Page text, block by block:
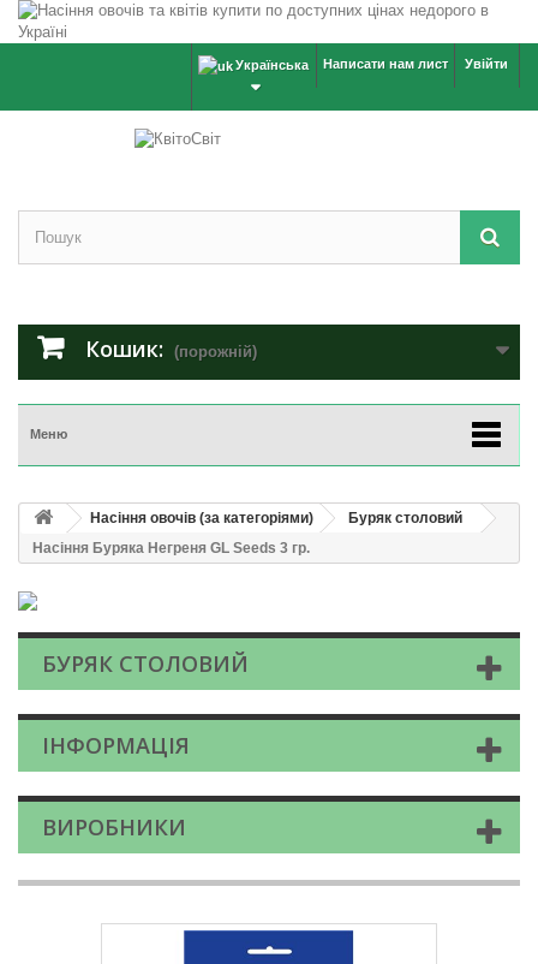
Увійти
Написати нам лист
Українська
Кошик: (порожній)
Меню
Насіння овочів (за категоріями)
Буряк столовий
Насіння Буряка Негреня GL Seeds 3 гр.
БУРЯК СТОЛОВИЙ
ІНФОРМАЦІЯ
ВИРОБНИКИ